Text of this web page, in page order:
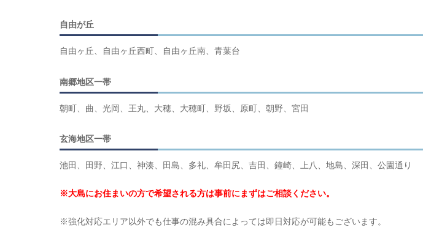
自由が丘
自由ヶ丘、自由ヶ丘西町、自由ヶ丘南、青葉台
南郷地区一帯
朝町、曲、光岡、王丸、大穂、大穂町、野坂、原町、朝野、宮田
玄海地区一帯
池田、田野、江口、神湊、田島、多礼、牟田尻、吉田、鐘崎、上八、地島、深田、公園通り
※大島にお住まいの方で希望される方は事前にまずはご相談ください。
※強化対応エリア以外でも仕事の混み具合によっては即日対応が可能もございます。